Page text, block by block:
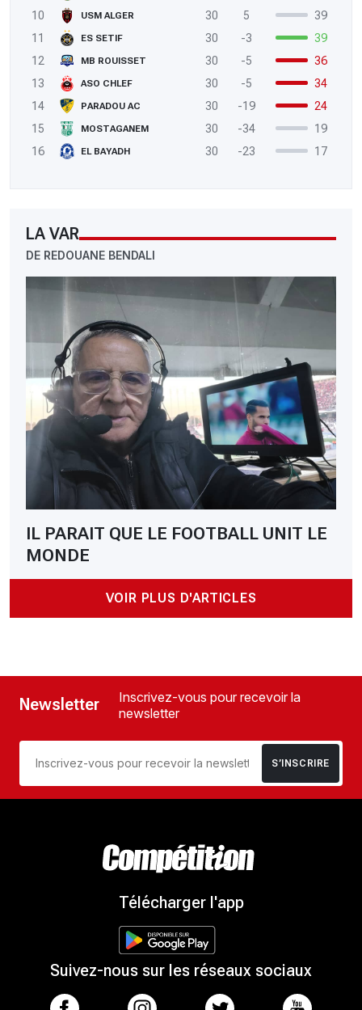
10
USM ALGER 30 5
39
11
ES SETIF 30 -3
39
12
MB ROUISSET 30 -5
36
13
ASO CHLEF 30 -5
34
14
PARADOU AC 30 -19
24
15
MOSTAGANEM 30 -34
19
16
EL BAYADH 30 -23 17
LA VAR
DE REDOUANE BENDALI
IL PARAIT QUE LE FOOTBALL UNIT LE
MONDE
VOIR PLUS D'ARTICLES
Newsletter
Inscrivez-vous pour recevoir la
newsletter
S’INSCRIRE
Télécharger l'app
Suivez-nous sur les réseaux sociaux